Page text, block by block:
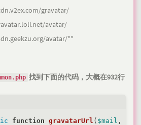
gravatar/
avatar/
avatar/**
找到下面的代码，大概在932行
function gravatarUrl ( $mail ,